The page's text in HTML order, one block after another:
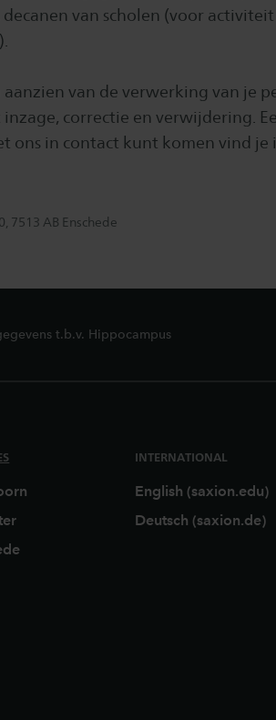
van scholen (voor
van de verwerking van je
correctie en verwijdering.
ons in contact kunt komen vind je
7513 AB Enschede
t.b.v. Hippocampus
INTERNATIONAL
English (saxion.edu)
Deutsch (saxion.de)